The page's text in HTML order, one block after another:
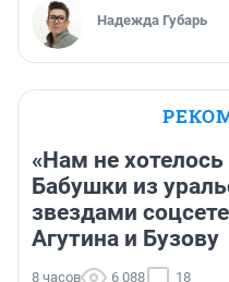
Надежда Губарь
«Нам не
Бабушки из
звездами
Агутина и Бузову
8 часов 6 088 18